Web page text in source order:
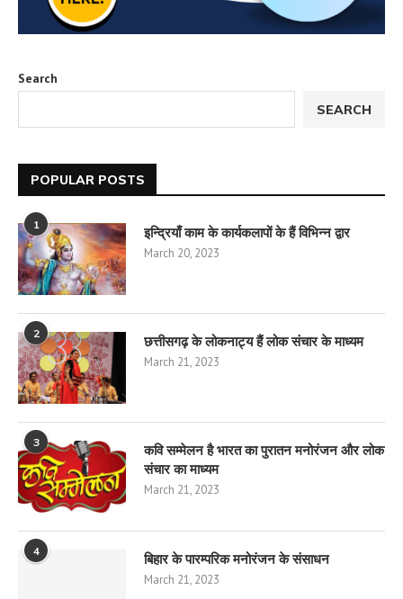
Search
SEARCH
POPULAR POSTS
1 इन्द्रियाँ काम के कार्यकलापों के हैं विभिन्न द्वार
March 20, 2023
2 छत्तीसगढ़ के लोकनाट्य हैं लोक संचार के माध्यम
March 21, 2023
3
कवि सम्मेलन है भारत का पुरातन मनोरंजन और लोक
संचार का माध्यम
March 21, 2023
4 बिहार के पारम्परिक मनोरंजन के संसाधन
March 21, 2023